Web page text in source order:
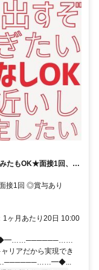
たもOK★面接1回、最
接1回 ◎賞与あり
1ヶ月あたり20日 10:00
┏◆━……──────……
リアだから実現でき